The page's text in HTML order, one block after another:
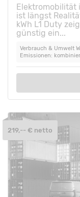
Elektromobilität
ist längst
kWh L1 Duty
günstig ein...
Verbrauch & Umwelt
Emissionen:
219,-- € netto